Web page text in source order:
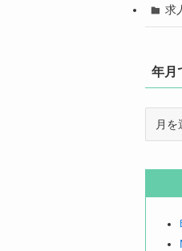
求
年月
探